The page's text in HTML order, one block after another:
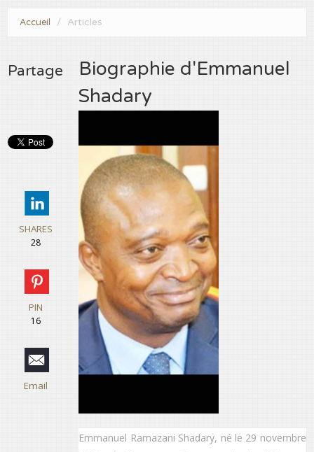
Accueil Articles
Partage
SHARES
28
PIN
16
Email
Biographie d'Emmanuel
Shadary
Emmanuel Ramazani Shadary, né le 29 novembre